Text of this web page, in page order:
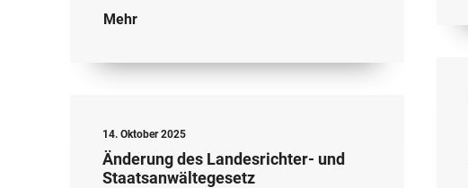
Mehr
14. Oktober 2025
Änderung des Landesrichter- und
Staatsanwältegesetz